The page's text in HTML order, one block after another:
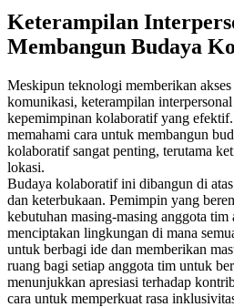
Keterampilan
Membangun Budaya
Meskipun teknologi memberikan
komunikasi, keterampilan
kepemimpinan kolaboratif yang
memahami cara untuk membangun
kolaboratif sangat penting, terutama
lokasi.
Budaya kolaboratif ini dibangun di atas
dan keterbukaan. Pemimpin yang
kebutuhan masing-masing anggota tim
menciptakan lingkungan di mana
untuk berbagi ide dan memberikan
ruang bagi setiap anggota tim untuk
menunjukkan apresiasi terhadap
cara untuk memperkuat rasa